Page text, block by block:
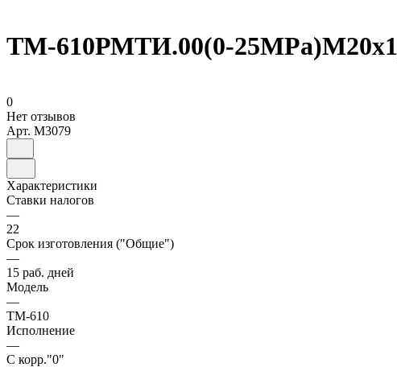
ТМ-610РМТИ.00(0-
0
Нет отзывов
Арт. M3079
Характеристики
Ставки налогов
—
22
Срок изготовления ("Общие")
—
15 раб. дней
Модель
—
ТМ-610
Исполнение
—
С корр."0"